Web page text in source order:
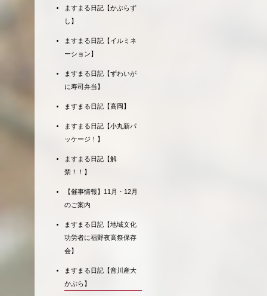
ますまる日記【かぶらず
し】
ますまる日記【イルミネ
ーション】
ますまる日記【ずわいが
に寿司弁当】
ますまる日記【高岡】
ますまる日記【小丸新パ
ッケージ！】
ますまる日記【解
禁！！】
【催事情報】11月・12月
のご案内
ますまる日記【地域文化
功労者に福野夜高祭保存
会】
ますまる日記【音川産大
かぶら】